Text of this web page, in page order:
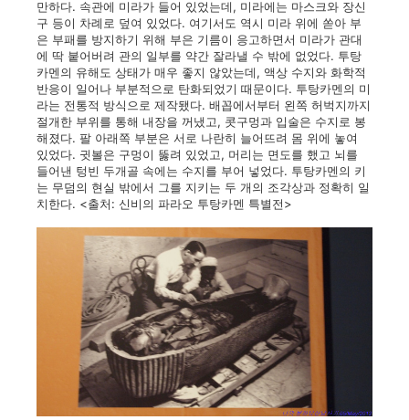
만하다. 속관에 미라가 들어 있었는데, 미라에는 마스크와 장신
구 등이 차례로 덮여 있었다. 여기서도 역시 미라 위에 쏟아 부
은 부패를 방지하기 위해 부은 기름이 응고하면서 미라가 관대
에 딱 붙어버려 관의 일부를 약간 잘라낼 수 밖에 없었다. 투탕
카멘의 유해도 상태가 매우 좋지 않았는데, 액상 수지와 화학적
반응이 일어나 부분적으로 탄화되었기 때문이다. 투탕카멘의 미
라는 전통적 방식으로 제작됐다. 배꼽에서부터 왼쪽 허벅지까지
절개한 부위를 통해 내장을 꺼냈고, 콧구멍과 입술은 수지로 봉
해졌다. 팔 아래쪽 부분은 서로 나란히 늘어뜨려 몸 위에 놓여
있었다. 귓볼은 구멍이 뚫려 있었고, 머리는 면도를 했고 뇌를
들어낸 텅빈 두개골 속에는 수지를 부어 넣었다. 투탕카멘의 키
는 무덤의 현실 밖에서 그를 지키는 두 개의 조각상과 정확히 일
치한다. <출처: 신비의 파라오 투탕카멘 특별전>